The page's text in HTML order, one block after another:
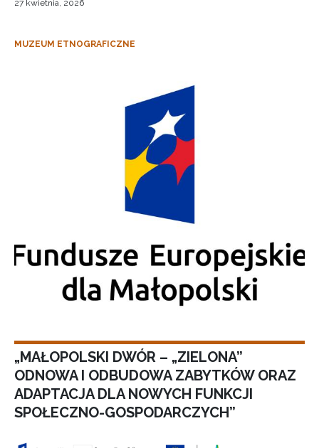
27 kwietnia, 2026
MUZEUM ETNOGRAFICZNE
„MAŁOPOLSKI DWÓR – „ZIELONA”
ODNOWA I ODBUDOWA ZABYTKÓW ORAZ
ADAPTACJA DLA NOWYCH FUNKCJI
SPOŁECZNO-GOSPODARCZYCH”